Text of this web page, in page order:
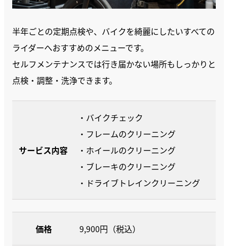
半年ごとの定期点検や、バイクを綺麗にしたいすべての
ライダーへおすすめのメニューです。
セルフメンテナンスでは行き届かない場所もしっかりと
点検・調整・洗浄できます。
サービス内容
・バイクチェック
・フレームのクリーニング
・ホイールのクリーニング
・ブレーキのクリーニング
・ドライブトレインクリーニング
価格 9,900円（税込）